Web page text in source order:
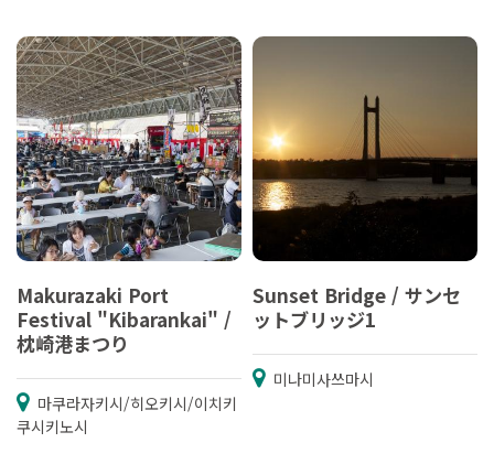
Makurazaki Port
Festival "Kibarankai" /
枕崎港まつり
마쿠라자키시/히오키시/이치키
쿠시키노시
Sunset Bridge / サンセ
ットブリッジ1
미나미사쓰마시